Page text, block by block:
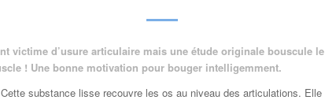
victime d’usure articulaire mais une étude originale bouscule
! Une bonne motivation pour bouger intelligemment.
Cette substance lisse recouvre les os au niveau des articulations.